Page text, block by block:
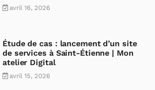
avril 16, 2026
Étude de cas : lancement d’un site
de services à Saint-Étienne | Mon
atelier Digital
avril 15, 2026